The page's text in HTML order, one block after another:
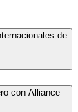
de
con Alliance